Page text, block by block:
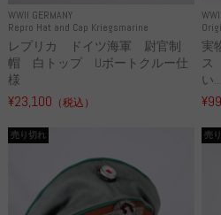
WWII GERMANY
Repro Hat and Cap Kriegsmarine
レプリカ ドイツ海軍 尉官制
帽 白トップ Uボートクルー仕
様
¥23,100 （税込）
実
ス
い...
売り切れ 売